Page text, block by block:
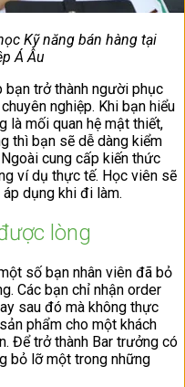
Kỹ năng bán hàng tại
Á Âu
bạn trở thành người phục
nghiệp. Khi bạn hiểu
là mối quan hệ mật thiết,
thì bạn sẽ dễ dàng kiểm
cung cấp kiến thức
ví dụ thực tế. Học viên sẽ
dụng khi đi làm.
lòng
số bạn nhân viên đã bỏ
Các bạn chỉ nhận order
sau đó mà không thực
phẩm cho một khách
Để trở thành Bar trưởng có
bỏ lỡ một trong những